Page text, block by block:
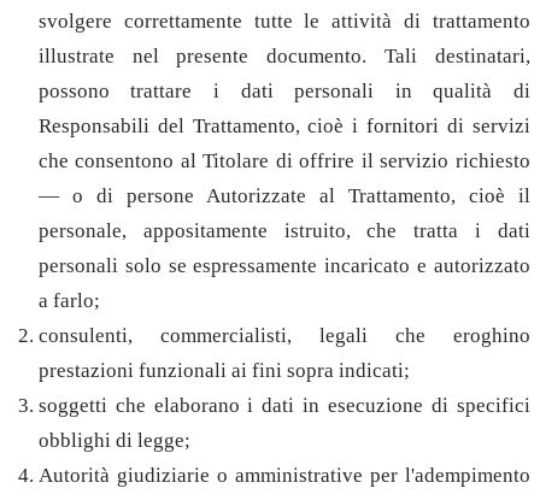
svolgere correttamente tutte le attività di trattamento
illustrate nel presente documento. Tali destinatari,
possono trattare i dati personali in qualità di
Responsabili del Trattamento, cioè i fornitori di servizi
che consentono al Titolare di offrire il servizio richiesto
— o di persone Autorizzate al Trattamento, cioè il
personale, appositamente istruito, che tratta i dati
personali solo se espressamente incaricato e autorizzato
a farlo;
consulenti, commercialisti, legali che eroghino
prestazioni funzionali ai fini sopra indicati;
soggetti che elaborano i dati in esecuzione di specifici
obblighi di legge;
Autorità giudiziarie o amministrative per l'adempimento